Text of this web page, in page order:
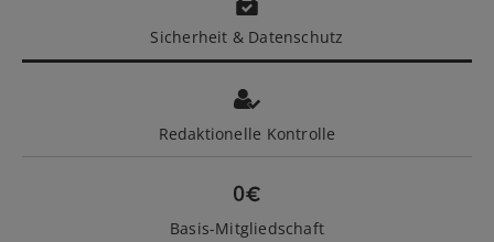
Sicherheit & Datenschutz
Redaktionelle Kontrolle
Basis-Mitgliedschaft